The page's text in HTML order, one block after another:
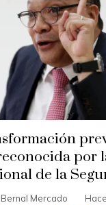
por
de la
Mercado